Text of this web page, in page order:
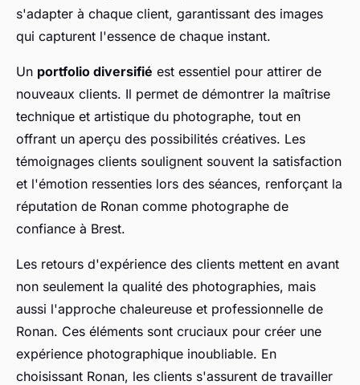
s'adapter à chaque client, garantissant des images
qui capturent l'essence de chaque instant.
Un portfolio diversifié est essentiel pour attirer de
nouveaux clients. Il permet de démontrer la maîtrise
technique et artistique du photographe, tout en
offrant un aperçu des possibilités créatives. Les
témoignages clients soulignent souvent la satisfaction
et l'émotion ressenties lors des séances, renforçant la
réputation de Ronan comme photographe de
confiance à Brest.
Les retours d'expérience des clients mettent en avant
non seulement la qualité des photographies, mais
aussi l'approche chaleureuse et professionnelle de
Ronan. Ces éléments sont cruciaux pour créer une
expérience photographique inoubliable. En
choisissant Ronan, les clients s'assurent de travailler